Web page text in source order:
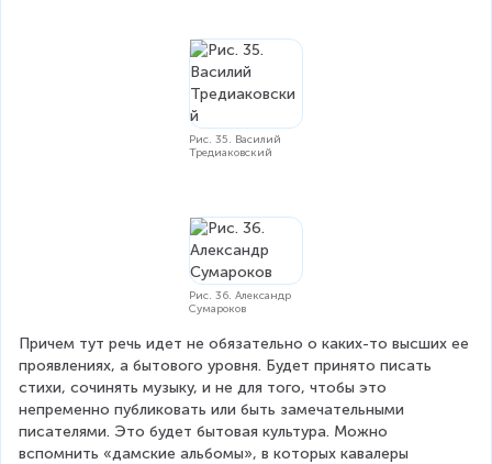
Рис. 35. Василий
Тредиаковский
Рис. 36. Александр
Сумароков
Причем тут речь идет не обязательно о каких-то высших ее
проявлениях, а бытового уровня. Будет принято писать
стихи, сочинять музыку, и не для того, чтобы это
непременно публиковать или быть замечательными
писателями. Это будет бытовая культура. Можно
вспомнить «дамские альбомы», в которых кавалеры